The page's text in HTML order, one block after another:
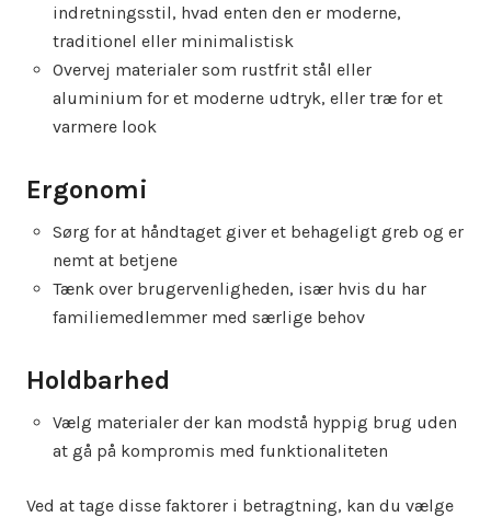
indretningsstil, hvad enten den er moderne,
traditionel eller minimalistisk
Overvej materialer som rustfrit stål eller
aluminium for et moderne udtryk, eller træ for et
varmere look
Ergonomi
Sørg for at håndtaget giver et behageligt greb og er
nemt at betjene
Tænk over brugervenligheden, især hvis du har
familiemedlemmer med særlige behov
Holdbarhed
Vælg materialer der kan modstå hyppig brug uden
at gå på kompromis med funktionaliteten
Ved at tage disse faktorer i betragtning, kan du vælge